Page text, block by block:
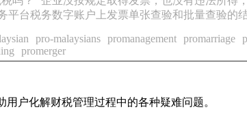
平台税务数字账户上发票单张查验和批量查验的
pro-malaysians promanagement promarriage
promerger
户化解财税管理过程中的各种疑难问题。